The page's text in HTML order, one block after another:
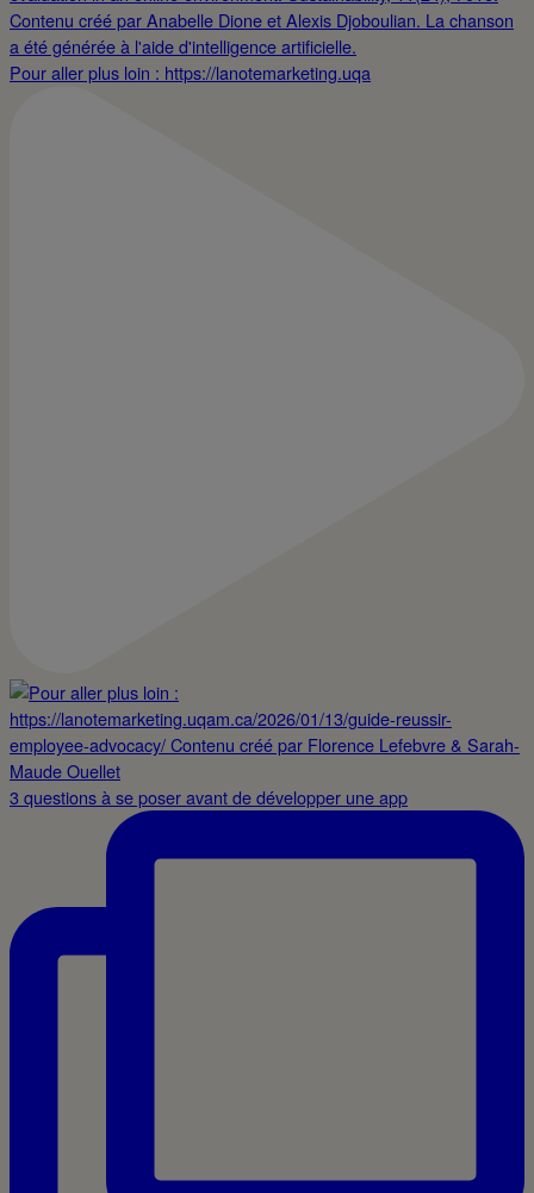
Pour aller plus loin : https://lanotemarketing.uqa
3 questions à se poser avant de développer une app